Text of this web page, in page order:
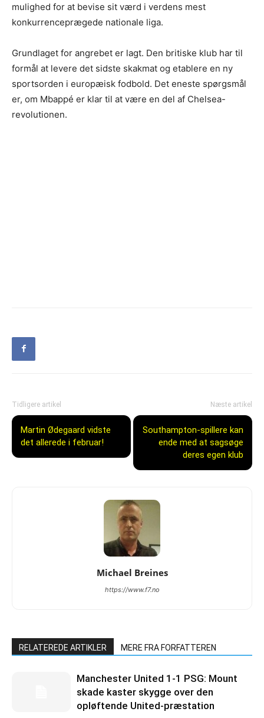
mulighed for at bevise sit værd i verdens mest
konkurrenceprægede nationale liga.
Grundlaget for angrebet er lagt. Den britiske klub har til
formål at levere det sidste skakmat og etablere en ny
sportsorden i europæisk fodbold. Det eneste spørgsmål
er, om Mbappé er klar til at være en del af Chelsea-
revolutionen.
Tidligere artikel
Martin Ødegaard vidste
det allerede i februar!
Næste artikel
Southampton-spillere kan
ende med at sagsøge
deres egen klub
Michael Breines
https://www.f7.no
RELATEREDE ARTIKLER MERE FRA FORFATTEREN
Manchester United 1-1 PSG: Mount
skade kaster skygge over den
opløftende United-præstation